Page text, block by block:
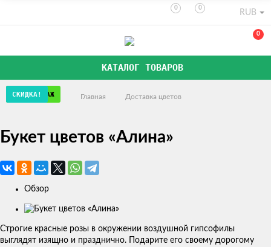
0 0
RUB
0
КАТАЛОГ ТОВАРОВ
Главная Доставка цветов
Букет цветов «Алина»
Обзор
Изображения
товаров
Строгие красные розы в окружении воздушной гипсофилы
выглядят изящно и празднично. Подарите его своему дорогому
СКИДКА!
ХИТ ПРОДАЖ
СКИДКА!